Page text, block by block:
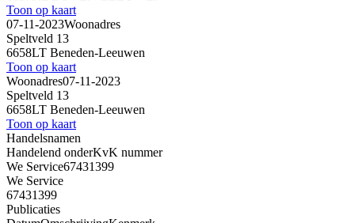
Toon op kaart
07-11-2023Woonadres
Speltveld 13
6658LT Beneden-Leeuwen
Toon op kaart
Woonadres07-11-2023
Speltveld 13
6658LT Beneden-Leeuwen
Toon op kaart
Handelsnamen
Handelend onderKvK nummer
We Service67431399
We Service
67431399
Publicaties